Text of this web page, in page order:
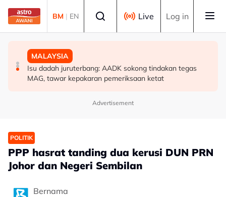
Skip to main content
BM | EN Live Log in
POLITIK
'Pihak ketiga' jangan ganggu usaha persefahaman parti
Melayu - Asyraf Wajdi
MALAYSIA
RCI Tabung Haji: SPRM, PDRM, LHDN mula 'gempur'
individu terlibat siasatan
MALAYSIA
Isu dadah juruterbang: AADK sokong tindakan tegas
MAG, tawar kepakaran pemeriksaan ketat
Advertisement
POLITIK
PPP hasrat tanding dua kerusi DUN PRN
Johor dan Negeri Sembilan
Bernama